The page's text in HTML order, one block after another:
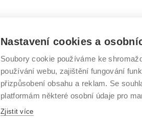
Vysoké
učení
technické
v
Nastavení cookies a
Soubory cookie používáme ke
používání webu, zajištění fungování
přizpůsobení obsahu a reklam. Se
platformám některé osobní údaje pro
Zjistit více